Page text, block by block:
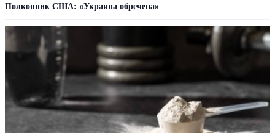
Полковник США: «Украина обречена»